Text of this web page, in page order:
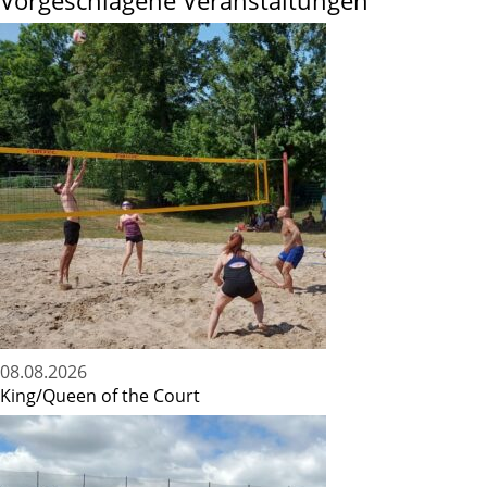
08.08.2026
King/Queen of the Court